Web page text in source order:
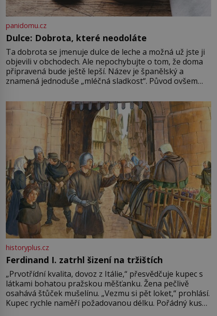
panidomu.cz
Dulce: Dobrota, které neodoláte
Ta dobrota se jmenuje dulce de leche a možná už jste ji
objevili v obchodech. Ale nepochybujte o tom, že doma
připravená bude ještě lepší. Název je španělský a
znamená jednoduše „mléčná sladkost“. Původ ovšem
pře hned několik latinskoamerických zemí a k tomu
Francie, kde se traduje,
historyplus.cz
Ferdinand I. zatrhl šizení na tržištích
„Prvotřídní kvalita, dovoz z Itálie,“ přesvědčuje kupec s
látkami bohatou pražskou měšťanku. Žena pečlivě
osahává štůček mušelínu. „Vezmu si pět loket,“ prohlásí.
Kupec rychle naměří požadovanou délku. Pořádný kus